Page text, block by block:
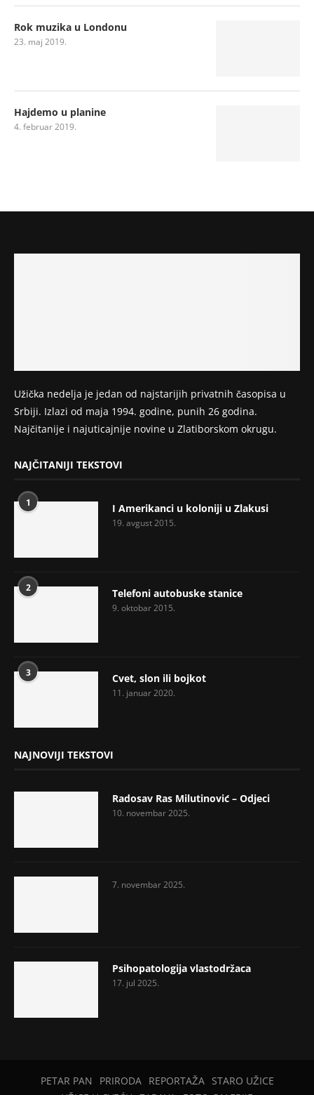
Rok muzika u Londonu
23. maj 2019.
Hajdemo u planine
4. februar 2019.
Užička nedelja je jedan od najstarijih privatnih časopisa u
Srbiji. Izlazi od maja 1994. godine, punih 26 godina.
Najčitanije i najuticajnije novine u Zlatiborskom okrugu.
NAJČITANIJI TEKSTOVI
1 I Amerikanci u koloniji u Zlakusi
19. avgust 2015.
2 Telefoni autobuske stanice
9. oktobar 2015.
3 Cvet, slon ili bojkot
11. januar 2020.
NAJNOVIJI TEKSTOVI
Radosav Ras Milutinović – Odjeci
10. novembar 2025.
7. novembar 2025.
Psihopatologija vlastodržaca
17. jul 2025.
PETAR PAN PRIRODA REPORTAŽA
STARO UŽICE